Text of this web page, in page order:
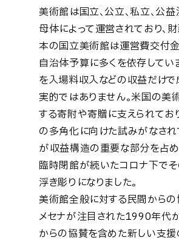
美術館は国立、公立、私立、公
母体によって運営されており、
本の国立美術館は運営費交付
自治体予算に多くを依存してい
を入場料収入などの収益だけで
実的ではありません。米国の美
する寄附や寄贈に支えられてお
の多角化に向けた試みがなされ
が収益構造の重要な部分を占め
臨時閉館が続いたコロナ下で
浮き彫りになりました。
美術館全般に対する民間から
メセナが注目された1990年代
からの協賛を含めた新しい支